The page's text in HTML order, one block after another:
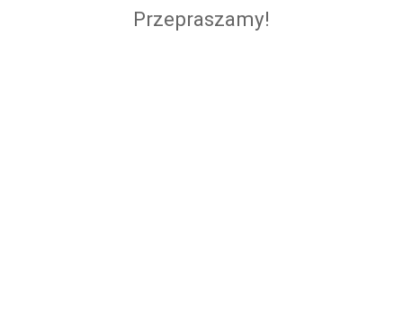
Przepraszamy!